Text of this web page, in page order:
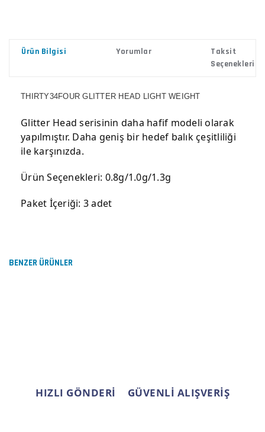
Ürün Bilgisi Yorumlar
Taksit
Seçenekleri
THIRTY34FOUR GLITTER HEAD LIGHT WEIGHT
Glitter Head serisinin daha hafif modeli olarak
yapılmıştır. Daha geniş bir hedef balık çeşitliliği
ile karşınızda.
Ürün Seçenekleri: 0.8g/1.0g/1.3g
Paket İçeriği: 3 adet
Görüş ve önerileriniz için teşekkür ederiz.
BENZER ÜRÜNLER
HIZLI GÖNDERİ GÜVENLİ ALIŞVERİŞ